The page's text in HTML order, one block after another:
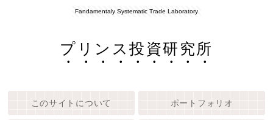
Fandamentaly Systematic Trade Laboratory
プリンス投資研究所
このサイトについて ポートフォリオ